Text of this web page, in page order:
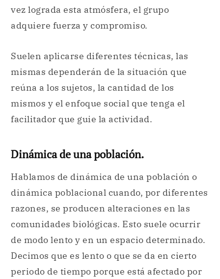
vez lograda esta atmósfera, el grupo
adquiere fuerza y compromiso.
Suelen aplicarse diferentes técnicas, las
mismas dependerán de la situación que
reúna a los sujetos, la cantidad de los
mismos y el enfoque social que tenga el
facilitador que guie la actividad.
Dinámica de una población.
Hablamos de dinámica de una población o
dinámica poblacional cuando, por diferentes
razones, se producen alteraciones en las
comunidades biológicas. Esto suele ocurrir
de modo lento y en un espacio determinado.
Decimos que es lento o que se da en cierto
periodo de tiempo porque está afectado por